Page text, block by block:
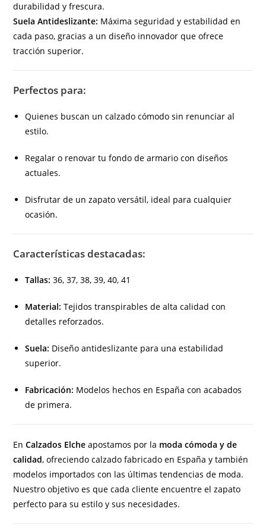
durabilidad y frescura.
Suela Antideslizante: Máxima seguridad y estabilidad en
cada paso, gracias a un diseño innovador que ofrece
tracción superior.
Perfectos para:
Quienes buscan un calzado cómodo sin renunciar al
estilo.
Regalar o renovar tu fondo de armario con diseños
actuales.
Disfrutar de un zapato versátil, ideal para cualquier
ocasión.
Características destacadas:
Tallas: 36, 37, 38, 39, 40, 41
Material: Tejidos transpirables de alta calidad con
detalles reforzados.
Suela: Diseño antideslizante para una estabilidad
superior.
Fabricación: Modelos hechos en España con acabados
de primera.
EnCalzados Elche apostamos por la moda cómoda y de
calidad, ofreciendo calzado fabricado en España y también
modelos importados con las últimas tendencias de moda.
Nuestro objetivo es que cada cliente encuentre el zapato
perfecto para su estilo y sus necesidades.